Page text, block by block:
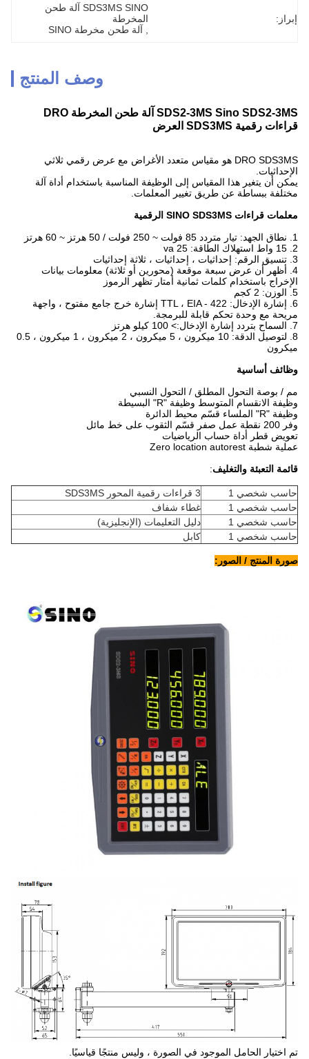
إبراز:
المخرطة
آلة طحن مخرطة SINO
وصف المنتج
SDS2-3MS Sino SDS2-3MS آلة طحن المخرطة DRO
قراءات رقمية SDS3MS العرض
DRO SDS3MS هو مقياس متعدد الأغراض مع عرض رقمي ثلاثي
الإحداثيات.
يمكن أن يتغير هذا المقياس إلى الوظيفة المناسبة باستخدام أداة آلة
مختلفة ببساطة عن طريق تغيير المعلمات.
معلمات قراءات SINO SDS3MS الرقمية
1. نطاق الجهد: تيار متردد 85 فولت ~ 250 فولت / 50 هرتز ~ 60 هرتز
2. 15 واط استهلاك الطاقة: 25 va
3. تنسيق الرقم: إحداثيات ، إحداثيات ، ثلاثة إحداثيات
4. أظهر أن عرض سبعة موقعة (محورين أو ثلاثة) معلومات بيانات
الإخراج باستخدام كلمات ثمانية أمتار تظهر الرموز
5. الوزن: 2 كجم
6. إشارة الإدخال: TTL ، EIA - 422 إشارة خرج جامع مفتوح ، واجهة
مريحة مع وحدة تحكم قابلة للبرمجة.
7. السماح بتردد إشارة الإدخال:> 100 كيلو هرتز
8. لتوصيل الدقة: 10 ميكرون ، 5 ميكرون ، 2 ميكرون ، 1 ميكرون ، 0.5
ميكرون
وظائف أساسية
مم / بوصة التحول المطلق / التحول النسبي
وظيفة الانقسام المتوسط ​​وظيفة "R" البسيطة
وظيفة "R" الملساء قسّم محيط الدائرة
وفر 200 نقطة عمل صفر قسّم الثقوب على خط مائل
تعويض قطر أداة حساب الرياضيات
عملية شطبة Zero location autorest
قائمة التعبئة والتغليف:
حاسب شخصي 1
3 قراءات رقمية المحور SDS3MS
حاسب شخصي 1
غطاء شفاف
حاسب شخصي 1
دليل التعليمات (الإنجليزية)
حاسب شخصي 1
كابل
صورة المنتج / الصور:
تم اختيار الحامل الموجود في الصورة ، وليس منتجًا قياسيًا.